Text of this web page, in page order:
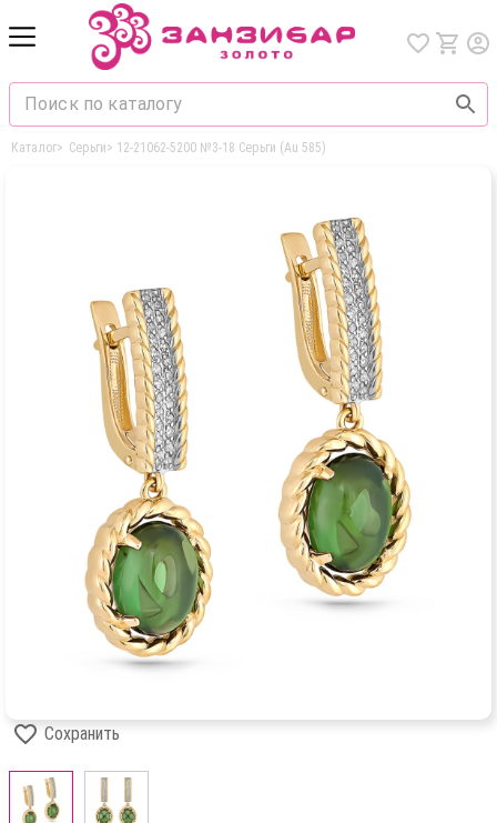
Каталог> Серьги> 12-21062-5200 №3-18 Серьги (Au 585)
Сохранить